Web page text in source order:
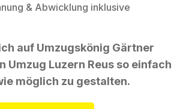
& Abwicklung inklusive
auf Umzugskönig Gärtner
Umzug Luzern Reus so einfach
möglich zu gestalten.